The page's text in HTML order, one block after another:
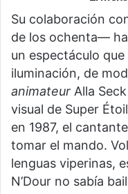
Su colaboración
de los ochenta—
un espectáculo
iluminación, de
animateur Alla
visual de Super
en 1987, el
tomar el mando.
lenguas viperinas,
N’Dour no sabía